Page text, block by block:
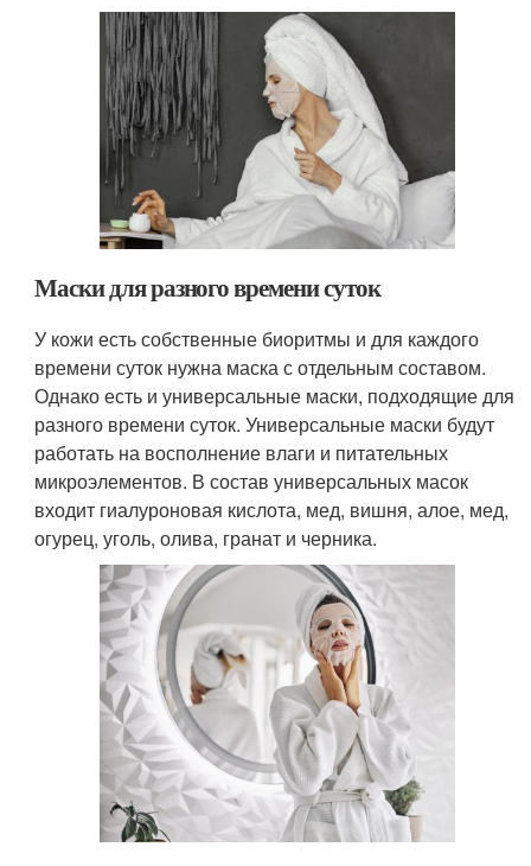
Маски для разного времени суток
У кожи есть собственные биоритмы и для каждого
времени суток нужна маска с отдельным составом.
Однако есть и универсальные маски, подходящие для
разного времени суток. Универсальные маски будут
работать на восполнение влаги и питательных
микроэлементов. В состав универсальных масок
входит гиалуроновая кислота, мед, вишня, алое, мед,
огурец, уголь, олива, гранат и черника.